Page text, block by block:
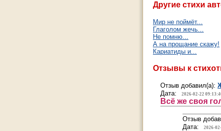
Другие стихи
Мир не поймёт...
Глаголом жечь...
Не помню...
А на прощание скажу!
Кариатиды и...
Отзывы к
Отзыв добавил(а):
Дата:
2026-02-22
Всё же своя
Отзыв
Дата:
2026-